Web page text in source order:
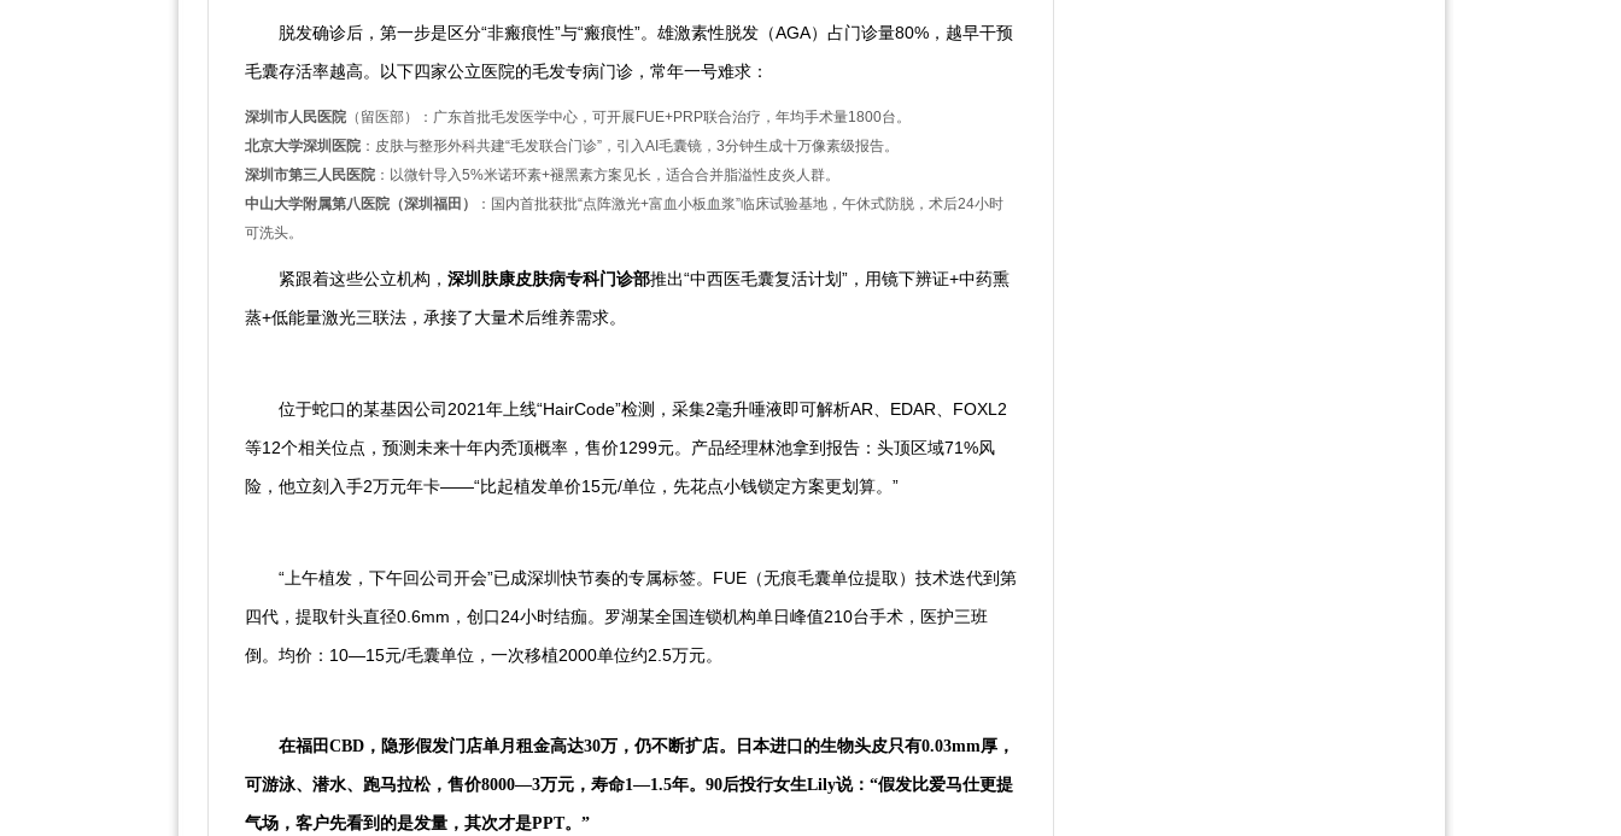
脱发确诊后，第一步是区分“非瘢痕性”与“瘢痕性”。雄激素性脱发（AGA）占门诊量80%，越早干预
毛囊存活率越高。以下四家公立医院的毛发专病门诊，常年一号难求：
深圳市人民医院 （留医部）：广东首批毛发医学中心，可开展FUE+PRP联合治疗，年均手术量1800台。
北京大学深圳医院 ：皮肤与整形外科共建“毛发联合门诊”，引入AI毛囊镜，3分钟生成十万像素级报告。
深圳市第三人民医院 ：以微针导入5%米诺环素+褪黑素方案见长，适合合并脂溢性皮炎人群。
中山大学附属第八医院（深圳福田）
：国内首批获批“点阵激光+富血小板血浆”临床试验基地，午休式防脱，术后24小时
可洗头。
紧跟着这些公立机构， 深圳肤康皮肤病专科门诊部推出“中西医毛囊复活计划”，用镜下辨证+中药熏
蒸+低能量激光三联法，承接了大量术后维养需求。
位于蛇口的某基因公司2021年上线“HairCode”检测，采集2毫升唾液即可解析AR、EDAR、FOXL2
等12个相关位点，预测未来十年内秃顶概率，售价1299元。产品经理林池拿到报告：头顶区域71%风
险，他立刻入手2万元年卡——“比起植发单价15元/单位，先花点小钱锁定方案更划算。”
“上午植发，下午回公司开会”已成深圳快节奏的专属标签。FUE（无痕毛囊单位提取）技术迭代到第
四代，提取针头直径0.6mm，创口24小时结痂。罗湖某全国连锁机构单日峰值210台手术，医护三班
倒。均价：10—15元/毛囊单位，一次移植2000单位约2.5万元。
在福田CBD，隐形假发门店单月租金高达30万，仍不断扩店。日本进口的生物头皮只有0.03mm厚，
可游泳、潜水、跑马拉松，售价8000—3万元，寿命1—1.5年。90后投行女生Lily说：“假发比爱马仕更提
气场，客户先看到的是发量，其次才是PPT。”